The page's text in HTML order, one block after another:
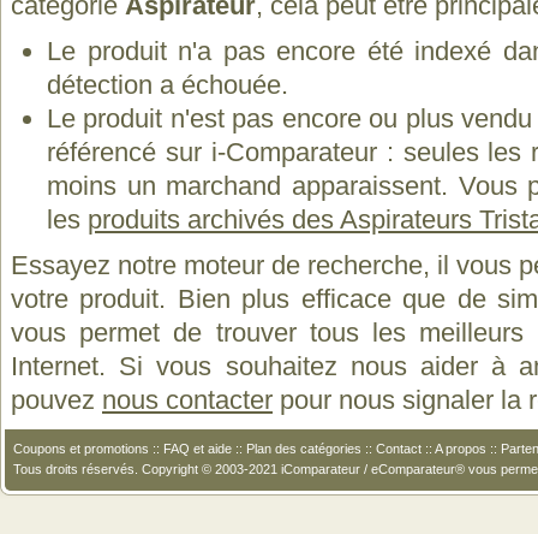
Le produit n'a pas encore été indexé
détection a échouée.
Le produit n'est pas encore ou plus
référencé sur i-Comparateur : seules les
moins un marchand apparaissent. Vous
les produits archivés des Aspirateurs
Essayez notre moteur de recherche, il vous
votre produit. Bien plus efficace que de
vous permet de trouver tous les
Internet. Si vous souhaitez nous aider à
pouvez nous contacter pour nous signaler la
Coupons et promotions :: FAQ et aide :: Plan des catégories :: Contact :: A propos ::
Tous droits réservés. Copyright © 2003-2021 iComparateur / eComparateur® vous